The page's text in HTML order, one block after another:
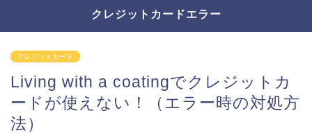
クレジットカードエラー
クレジットカード
Living with a coatingでクレジットカ
ードが使えない！（エラー時の対処方
法）